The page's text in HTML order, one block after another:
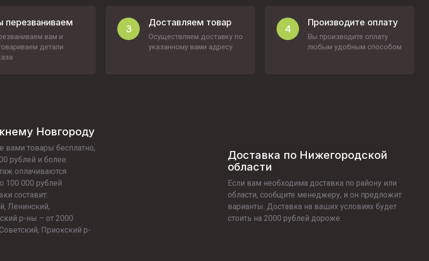
перезваниваем
вам и
детали
3
Доставляем товар
Осуществляем доставку по
указанному вами адресу
4
Производите оплату
Вы производите оплату
любым удобным способом
Новгороду
товары бесплатно,
рублей и более.
оплачиваются
100 000 рублей
составит:
Ленинский,
р-ны – от 2000
Приокский р-
Доставка по Нижегородской
области
Если вам необходима доставка по району или
области, сообщите менеджеру, и он предложит
варианты. Доставка на ваших условиях будет
стоить на 2000 рублей дороже.